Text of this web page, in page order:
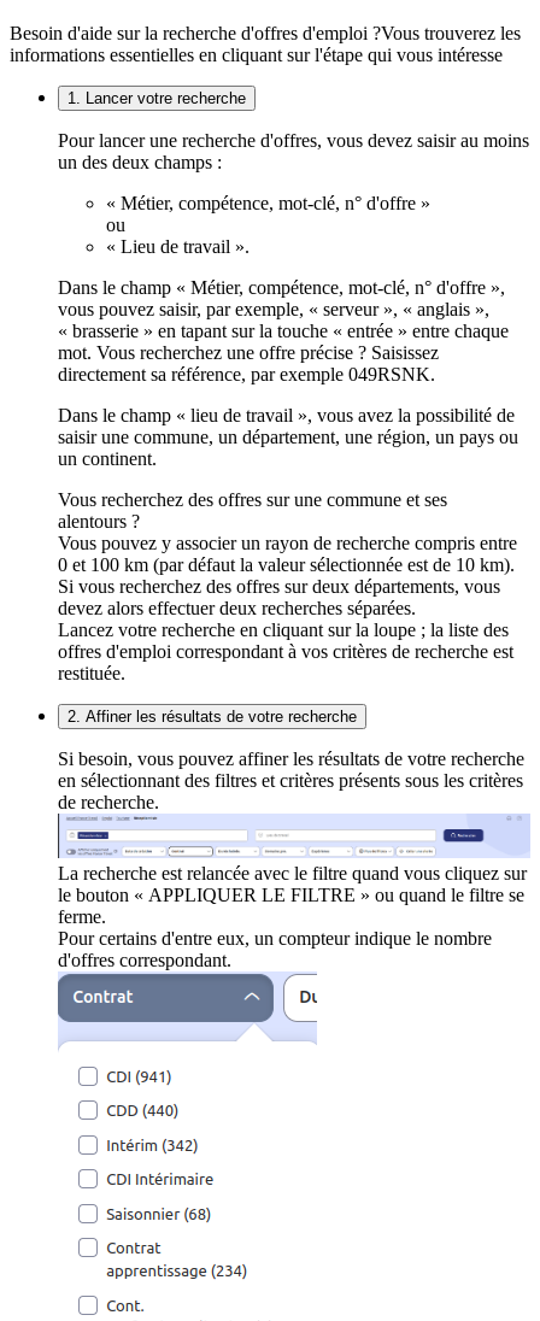
Besoin d'aide sur la recherche d'offres d'emploi ?Vous trouverez les
informations essentielles en cliquant sur l'étape qui vous intéresse
1. Lancer votre recherche
Pour lancer une recherche d'offres, vous devez saisir au moins
un des deux champs :
« Métier, compétence, mot-clé, n° d'offre »
ou
« Lieu de travail ».
Dans le champ « Métier, compétence, mot-clé, n° d'offre »,
vous pouvez saisir, par exemple, « serveur », « anglais »,
« brasserie » en tapant sur la touche « entrée » entre chaque
mot. Vous recherchez une offre précise ? Saisissez
directement sa référence, par exemple 049RSNK.
Dans le champ « lieu de travail », vous avez la possibilité de
saisir une commune, un département, une région, un pays ou
un continent.
Vous recherchez des offres sur une commune et ses
alentours ?
Vous pouvez y associer un rayon de recherche compris entre
0 et 100 km (par défaut la valeur sélectionnée est de 10 km).
Si vous recherchez des offres sur deux départements, vous
devez alors effectuer deux recherches séparées.
Lancez votre recherche en cliquant sur la loupe ; la liste des
offres d'emploi correspondant à vos critères de recherche est
restituée.
2. Affiner les résultats de votre recherche
Si besoin, vous pouvez affiner les résultats de votre recherche
en sélectionnant des filtres et critères présents sous les critères
de recherche.
La recherche est relancée avec le filtre quand vous cliquez sur
le bouton « APPLIQUER LE FILTRE » ou quand le filtre se
ferme.
Pour certains d'entre eux, un compteur indique le nombre
d'offres correspondant.